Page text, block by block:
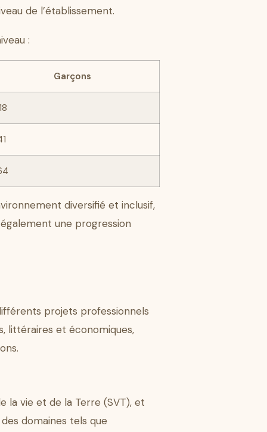
de l’établissement.
:
Garçons
diversifié et inclusif,
une progression
projets professionnels
littéraires et économiques,
la vie et de la Terre (SVT), et
domaines tels que